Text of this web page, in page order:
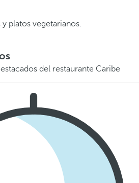
platos vegetarianos.
del restaurante Caribe